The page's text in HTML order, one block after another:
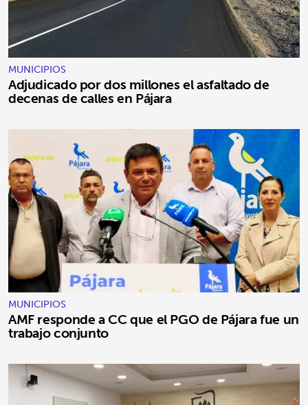
MUNICIPIOS
Adjudicado por dos millones el asfaltado de
decenas de calles en Pájara
MUNICIPIOS
AMF responde a CC que el PGO de Pájara fue un
trabajo conjunto